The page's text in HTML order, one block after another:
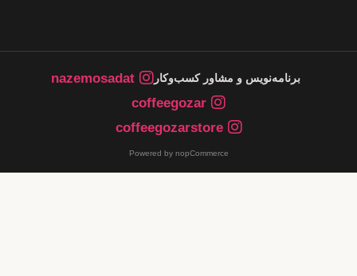
برنامه‌نویس و مشاور کسب‌وکار
nazemosadat
coffeegozar
coffeegozarstore
Powered by nopCommerce